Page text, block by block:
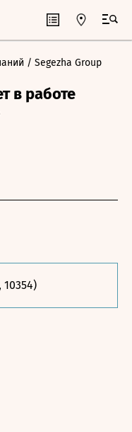
/ Segezha Group
в работе
10354)